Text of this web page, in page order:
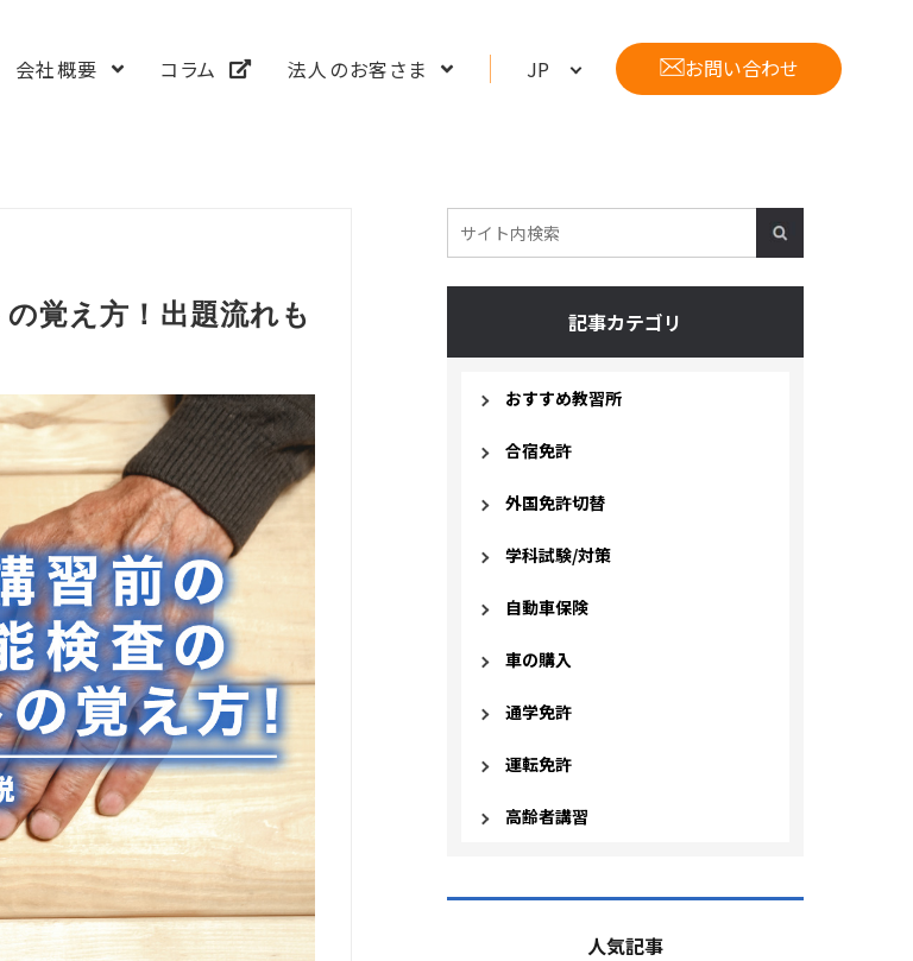
会社）│車のある幸せな人生を応援！
切替
会社概要 コラム 法人のお客さま お問い合わせ
覚え方！出題流れも
記事カテゴリ
おすすめ教習所
合宿免許
外国免許切替
学科試験/対策
自動車保険
車の購入
通学免許
運転免許
高齢者講習
人気記事